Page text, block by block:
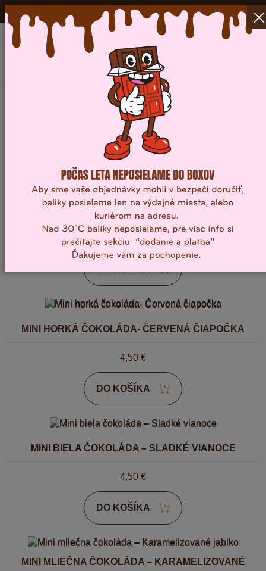
DODANIE ZDARMA NAD 40 EUR V RÁMCI SR a ČR!
Tabuľková čokoláda/ Malá tabuľková čokoláda
MALÁ TABUĽKOVÁ ČOKOLÁDA
FILTER
MINI HORKÁ ČOKOLÁDA- TMAVO ČERVENÁ
4,50€
MINI HORKÁ ČOKOLÁDA- ČERVENÁ ČIAPOČKA
4,50 €
DO KOŠÍKA
MINI BIELA ČOKOLÁDA – SLADKÉ VIANOCE
4,50 €
DO KOŠÍKA
MINI MLIEČNA ČOKOLÁDA – KARAMELIZOVANÉ